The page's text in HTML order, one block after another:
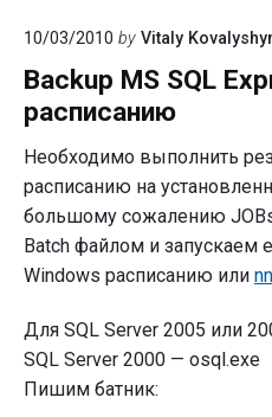
10/03/2010 by Vitaly
Backup MS SQL
расписанию
Необходимо выполнить
расписанию на
большому сожалению
Batch файлом и запускаем
Windows расписанию или
Для SQL Server 2005 или
SQL Server 2000 — osql.exe
Пишим батник: